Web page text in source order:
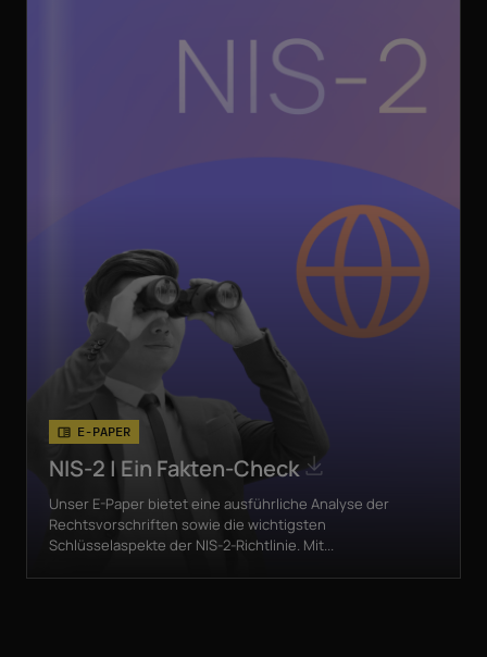
E-PAPER
NIS-2 | Ein Fakten-Check
Unser E-Paper bietet eine ausführliche Analyse der
Rechtsvorschriften sowie die wichtigsten
Schlüsselaspekte der NIS-2-Richtlinie. Mit...